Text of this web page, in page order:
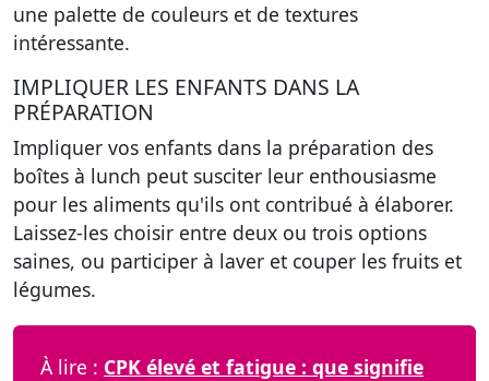
une palette de couleurs et de textures
intéressante.
IMPLIQUER LES ENFANTS DANS LA
PRÉPARATION
Impliquer vos enfants dans la préparation des
boîtes à lunch peut susciter leur enthousiasme
pour les aliments qu'ils ont contribué à élaborer.
Laissez-les choisir entre deux ou trois options
saines, ou participer à laver et couper les fruits et
légumes.
À lire : CPK élevé et fatigue : que signifie